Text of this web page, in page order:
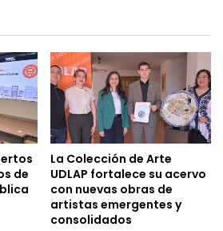
de
La Colección de Arte
UDLAP fortalece su acervo
con nuevas obras de
artistas emergentes y
consolidados